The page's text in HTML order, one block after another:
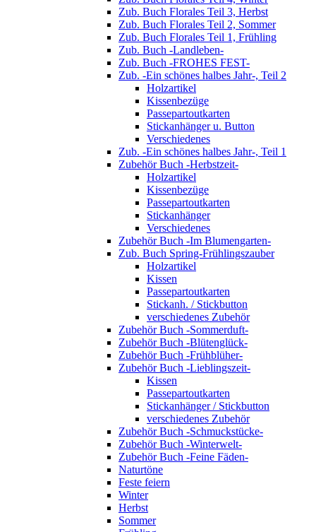
Zub. Buch Florales Teil 3, Herbst
Zub. Buch Florales Teil 2, Sommer
Zub. Buch Florales Teil 1, Frühling
Zub. Buch -Landleben-
Zub. Buch -FROHES FEST-
Zub. -Ein schönes halbes Jahr-, Teil 2
Holzartikel
Kissenbezüge
Passepartoutkarten
Stickanhänger u. Button
Verschiedenes
Zub. -Ein schönes halbes Jahr-, Teil 1
Zubehör Buch -Herbstzeit-
Holzartikel
Kissenbezüge
Passepartoutkarten
Stickanhänger
Verschiedenes
Zubehör Buch -Im Blumengarten-
Zub. Buch Spring-Frühlingszauber
Holzartikel
Kissen
Passepartoutkarten
Stickanh. / Stickbutton
verschiedenes Zubehör
Zubehör Buch -Sommerduft-
Zubehör Buch -Blütenglück-
Zubehör Buch -Frühblüher-
Zubehör Buch -Lieblingszeit-
Kissen
Passepartoutkarten
Stickanhänger / Stickbutton
verschiedenes Zubehör
Zubehör Buch -Schmuckstücke-
Zubehör Buch -Winterwelt-
Zubehör Buch -Feine Fäden-
Naturtöne
Feste feiern
Winter
Herbst
Sommer